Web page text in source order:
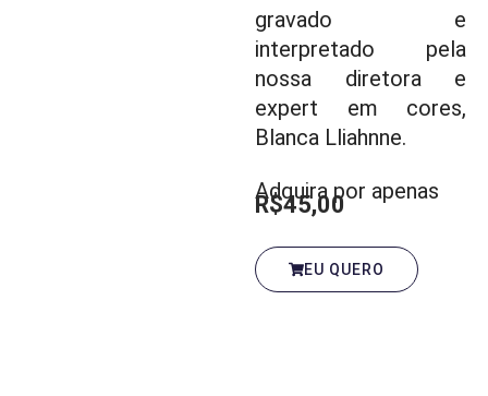
gravado e
interpretado pela
nossa diretora e
expert em cores,
Blanca Lliahnne.
Adquira por apenas
R$45,00
EU QUERO